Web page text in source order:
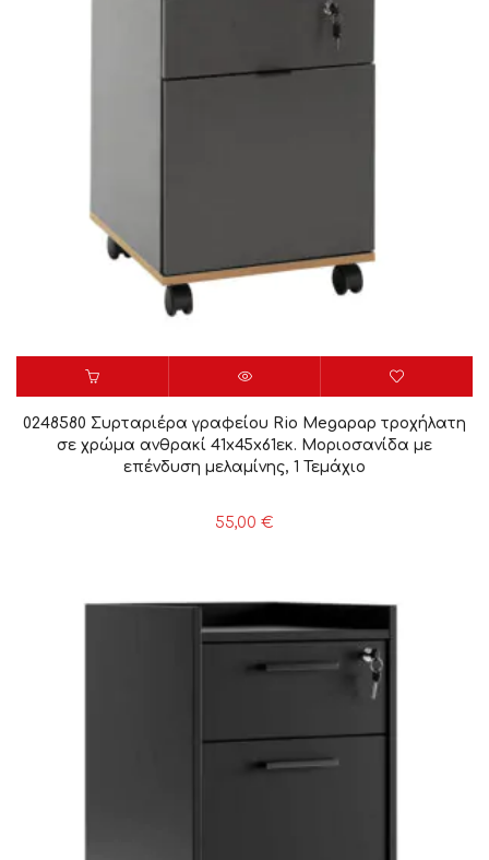
0248580 Συρταριέρα γραφείου Rio Megapap τροχήλατη
σε χρώμα ανθρακί 41x45x61εκ. Μοριοσανίδα με
επένδυση μελαμίνης, 1 Τεμάχιο
55,00 €